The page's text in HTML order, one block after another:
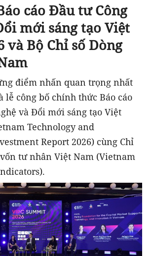
cáo Đầu tư Công
mới sáng tạo Việt
và Bộ Chỉ số Dòng
điểm nhấn quan trọng nhất
lễ công bố chính thức Báo cáo
và Đổi mới sáng tạo Việt
Technology and
Report 2026) cùng Chỉ
tư nhân Việt Nam (Vietnam